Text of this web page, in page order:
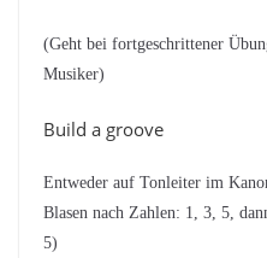
(Geht bei fortgeschrittener
Musiker)
Build a groove
Entweder auf Tonleiter im
Blasen nach Zahlen: 1, 3, 5,
5)